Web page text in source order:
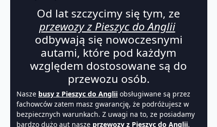
Od lat szczycimy się tym, ze
przewozy z Pieszyc do Anglii
odbywają się nowoczesnymi
autami, które pod każdym
względem dostosowane są do
przewozu osób.
Nasze busy z Pieszyc do Anglii obsługiwane są przez
fachowców zatem masz gwarancję, że podróżujesz w
bezpiecznych warunkach. Z uwagi na to, ze posiadamy
bardzo dużo aut nasze przewozy z Pieszyc do Anglii.